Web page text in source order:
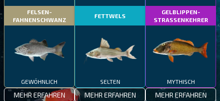
FELSEN-
FAHNENSCHWANZ
GEWÖHNLICH
MEHR ERFAHREN
FETTWELS
SELTEN
MEHR ERFAHREN
GELBLIPPEN-
STRASSENKEHRER
MYTHISCH
MEHR ERFAHREN